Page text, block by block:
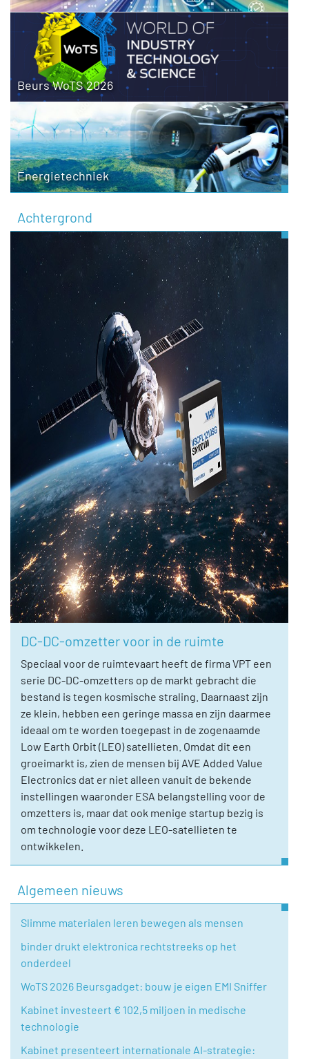
Beurs WoTS 2026
Energietechniek
Achtergrond
DC-DC-omzetter voor in de ruimte
Speciaal voor de ruimtevaart heeft de firma VPT een
serie DC-DC-omzetters op de markt gebracht die
bestand is tegen kosmische straling. Daarnaast zijn
ze klein, hebben een geringe massa en zijn daarmee
ideaal om te worden toegepast in de zogenaamde
Low Earth Orbit (LEO) satellieten. Omdat dit een
groeimarkt is, zien de mensen bij AVE Added Value
Electronics dat er niet alleen vanuit de bekende
instellingen waaronder ESA belangstelling voor de
omzetters is, maar dat ook menige startup bezig is
om technologie voor deze LEO-satellieten te
ontwikkelen.
Algemeen nieuws
Slimme materialen leren bewegen als mensen
binder drukt elektronica rechtstreeks op het
onderdeel
WoTS 2026 Beursgadget: bouw je eigen EMI Sniffer
Kabinet investeert € 102,5 miljoen in medische
technologie
Kabinet presenteert internationale AI-strategie: